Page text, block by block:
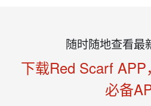
随时随地查看最
下载Red Scarf
必备